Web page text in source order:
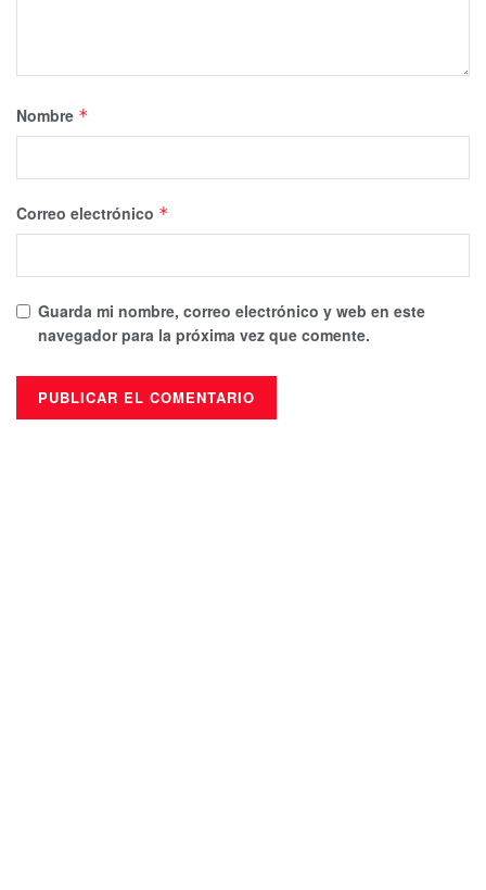
Nombre *
Correo electrónico *
Guarda mi nombre, correo electrónico y web en este
navegador para la próxima vez que comente.